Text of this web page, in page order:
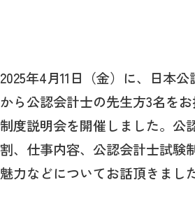
2025年4月11日（金）に、日本
から公認会計士の先生方3名を
制度説明会を開催しました。公
割、仕事内容、公認会計士試験
魅力などについてお話頂きました